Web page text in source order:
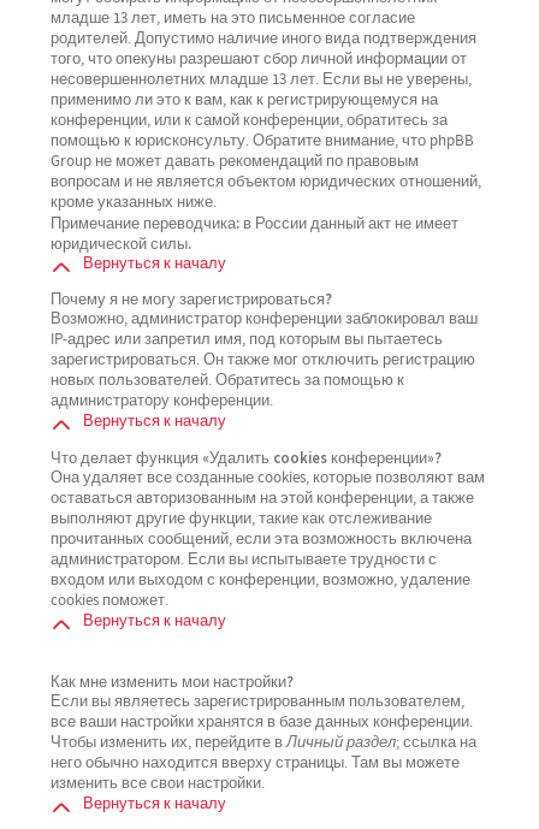
младше 13 лет, иметь на это письменное согласие
родителей. Допустимо наличие иного вида подтверждения
того, что опекуны разрешают сбор личной информации от
несовершеннолетних младше 13 лет. Если вы не уверены,
применимо ли это к вам, как к регистрирующемуся на
конференции, или к самой конференции, обратитесь за
помощью к юрисконсульту. Обратите внимание, что phpBB
Group не может давать рекомендаций по правовым
вопросам и не является объектом юридических отношений,
кроме указанных ниже.
Примечание переводчика: в России данный акт не имеет
юридической силы.
Вернуться к началу
Почему я не могу зарегистрироваться?
Возможно, администратор конференции заблокировал ваш
IP-адрес или запретил имя, под которым вы пытаетесь
зарегистрироваться. Он также мог отключить регистрацию
новых пользователей. Обратитесь за помощью к
администратору конференции.
Вернуться к началу
Что делает функция «Удалить cookies конференции»?
Она удаляет все созданные cookies, которые позволяют вам
оставаться авторизованным на этой конференции, а также
выполняют другие функции, такие как отслеживание
прочитанных сообщений, если эта возможность включена
администратором. Если вы испытываете трудности с
входом или выходом с конференции, возможно, удаление
cookies поможет.
Вернуться к началу
Как мне изменить мои настройки?
Если вы являетесь зарегистрированным пользователем,
все ваши настройки хранятся в базе данных конференции.
Чтобы изменить их, перейдите вЛичный раздел; ссылка на
него обычно находится вверху страницы. Там вы можете
изменить все свои настройки.
Вернуться к началу